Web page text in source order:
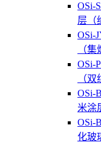
OSi-
层（
OSi-
（集
OSi-
（
OSi-
米涂
OSi-
化玻